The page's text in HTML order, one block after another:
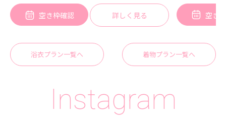
空き枠確認 詳しく見る 空き
浴衣プラン一覧へ 着物プラン一覧へ
Instagram